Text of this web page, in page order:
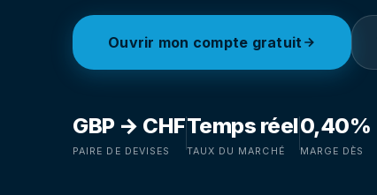
Ouvrir mon compte gratuit
GBP → CHF
PAIRE DE DEVISES
Temps réel
TAUX DU MARCHÉ
0,40%
MARGE DÈS